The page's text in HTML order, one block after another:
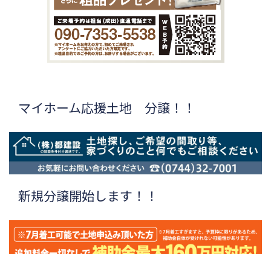
マイホーム応援土地 分譲！！
新規分譲開始します！！